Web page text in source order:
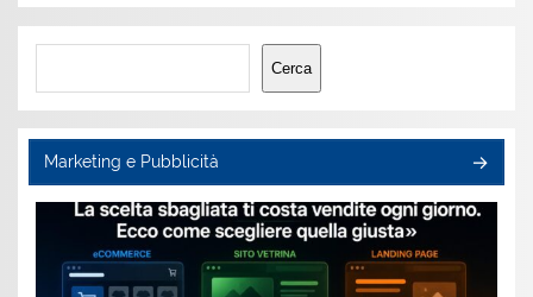
Cerca
Cerca
Marketing e Pubblicità